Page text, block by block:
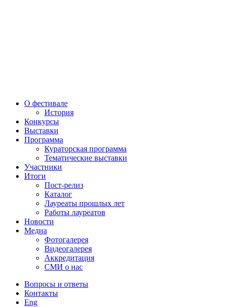
О фестивале
История
Конкурсы
Выставки
Программа
Кураторская программа
Тематические выставки
Участники
Итоги
Пост-релиз
Каталог
Лауреаты прошлых лет
Работы лауреатов
Новости
Медиа
Фотогалерея
Видеогалерея
Аккредитация
СМИ о нас
Вопросы и ответы
Контакты
Eng